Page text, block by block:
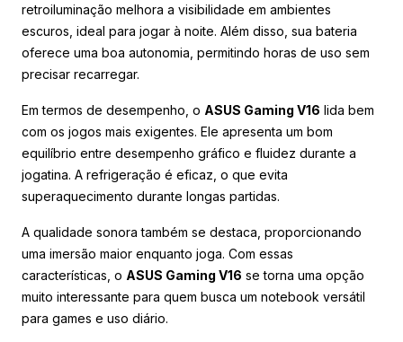
retroiluminação melhora a visibilidade em ambientes
escuros, ideal para jogar à noite. Além disso, sua bateria
oferece uma boa autonomia, permitindo horas de uso sem
precisar recarregar.
Em termos de desempenho, o ASUS Gaming V16 lida bem
com os jogos mais exigentes. Ele apresenta um bom
equilíbrio entre desempenho gráfico e fluidez durante a
jogatina. A refrigeração é eficaz, o que evita
superaquecimento durante longas partidas.
A qualidade sonora também se destaca, proporcionando
uma imersão maior enquanto joga. Com essas
características, o ASUS Gaming V16 se torna uma opção
muito interessante para quem busca um notebook versátil
para games e uso diário.